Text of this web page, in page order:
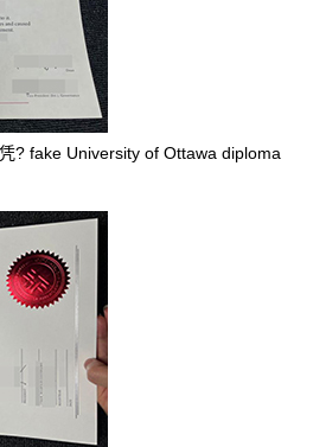
? fake University of Ottawa diploma